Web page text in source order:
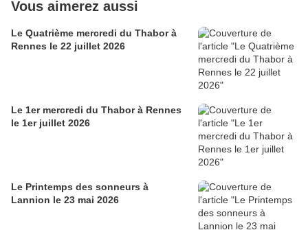
Vous aimerez aussi
Le Quatrième mercredi du Thabor à
Rennes le 22 juillet 2026
Le 1er mercredi du Thabor à Rennes
le 1er juillet 2026
Le Printemps des sonneurs à
Lannion le 23 mai 2026